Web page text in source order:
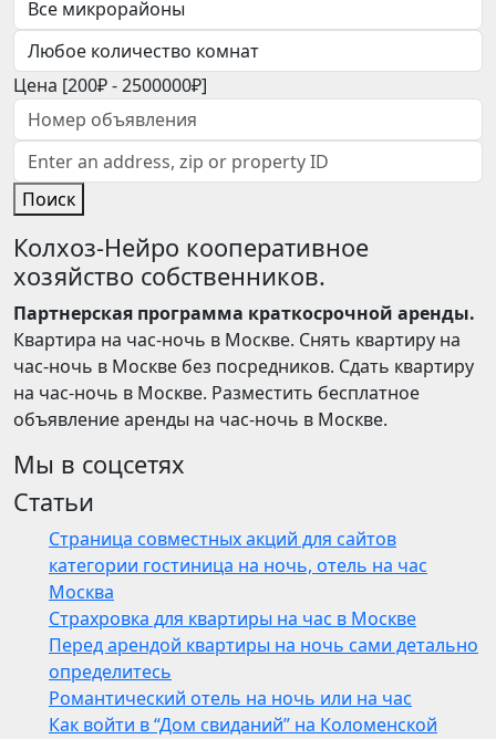
Цена [200₽-2500000₽]
Поиск
Колхоз-Нейро кооперативное
хозяйство собственников.
Партнерская программа краткосрочной аренды.
Квартира на час-ночь в Москве. Снять квартиру на
час-ночь в Москве без посредников. Сдать квартиру
на час-ночь в Москве. Разместить бесплатное
объявление аренды на час-ночь в Москве.
Мы в соцсетях
Статьи
Страница совместных акций для сайтов
категории гостиница на ночь, отель на час
Москва
Страхровка для квартиры на час в Москве
Перед арендой квартиры на ночь сами детально
определитесь
Романтический отель на ночь или на час
Как войти в “Дом свиданий” на Коломенской